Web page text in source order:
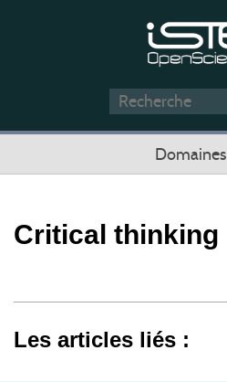
Domaines
Critical thinking
Les articles liés :